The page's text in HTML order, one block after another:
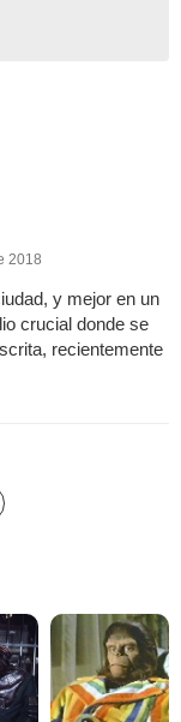
2018
y mejor en un
crucial donde se
recientemente